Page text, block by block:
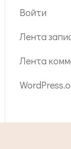
Войти
Лента
Лента